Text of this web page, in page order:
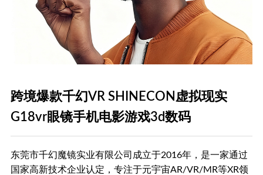
跨境爆款千幻VR SHINECON虚拟现实
G18vr眼镜手机电影游戏3d数码
东莞市千幻魔镜实业有限公司成立于2016年，是一家通过
国家高新技术企业认定，专注于元宇宙AR/VR/MR等XR领